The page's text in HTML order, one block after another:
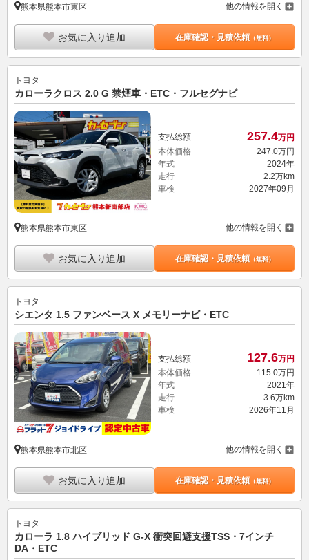
熊本県熊本市東区 他の情報を開く
お気に入り追加 在庫確認・見積依頼（無料）
トヨタ
カローラクロス 2.0 G 禁煙車・ETC・フルセグナビ
支払総額 257.4万円
本体価格
247. 0万円
年式
2024年
走行
2.2万km
車検
2027年09月
熊本県熊本市東区 他の情報を開く
お気に入り追加 在庫確認・見積依頼（無料）
トヨタ
シエンタ 1.5 ファンベース X メモリーナビ・ETC
支払総額 127.6万円
本体価格
115.0万円
年式
2021年
走行
3.6万km
車検
2026年11月
熊本県熊本市北区 他の情報を開く
お気に入り追加 在庫確認・見積依頼（無料）
トヨタ
カローラ 1.8 ハイブリッド G-X 衝突回避支援TSS・7インチ
DA・ETC